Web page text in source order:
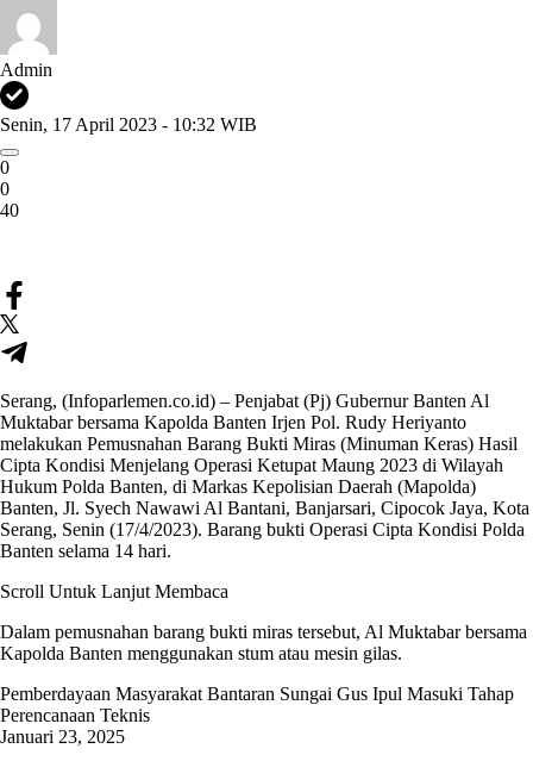
Admin
Senin, 17 April 2023 - 10:32 WIB
0
0
40
Serang, (Infoparlemen.co.id) – Penjabat (Pj) Gubernur Banten Al
Muktabar bersama Kapolda Banten Irjen Pol. Rudy Heriyanto
melakukan Pemusnahan Barang Bukti Miras (Minuman Keras) Hasil
Cipta Kondisi Menjelang Operasi Ketupat Maung 2023 di Wilayah
Hukum Polda Banten, di Markas Kepolisian Daerah (Mapolda)
Banten, Jl. Syech Nawawi Al Bantani, Banjarsari, Cipocok Jaya, Kota
Serang, Senin (17/4/2023). Barang bukti Operasi Cipta Kondisi Polda
Banten selama 14 hari.
Scroll Untuk Lanjut Membaca
Dalam pemusnahan barang bukti miras tersebut, Al Muktabar bersama
Kapolda Banten menggunakan stum atau mesin gilas.
Pemberdayaan Masyarakat Bantaran Sungai Gus Ipul Masuki Tahap
Perencanaan Teknis
Januari 23, 2025